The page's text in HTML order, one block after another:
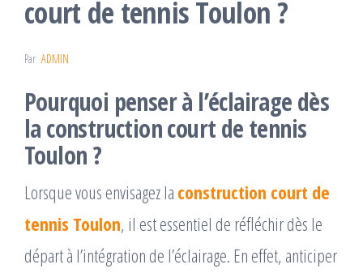
court de tennis Toulon ?
Par ADMIN
Pourquoi penser à l’éclairage dès
laconstruction court de tennis
Toulon?
Lorsque vous envisagez la construction court de
tennis Toulon, il est essentiel de réfléchir dès le
départ à l’intégration de l’éclairage. En effet, anticiper